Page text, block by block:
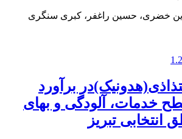
خضری، حسین راغفر، کبری سنگری
برآورد
خدمات، آلودگی و بهای
تبریز